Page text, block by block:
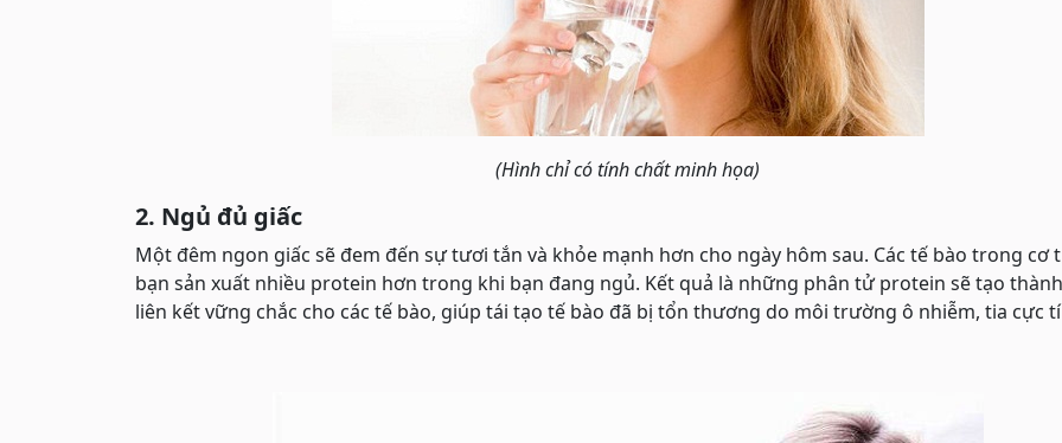
(Hình chỉ có tính chất minh họa)
2. Ngủ đủ giấc
Một đêm ngon giấc sẽ đem đến sự tươi tắn và khỏe mạnh hơn cho ngày hôm sau. Các tế bào trong cơ
bạn sản xuất nhiều protein hơn trong khi bạn đang ngủ. Kết quả là những phân tử protein sẽ tạo
liên kết vững chắc cho các tế bào, giúp tái tạo tế bào đã bị tổn thương do môi trường ô nhiễm, tia cực